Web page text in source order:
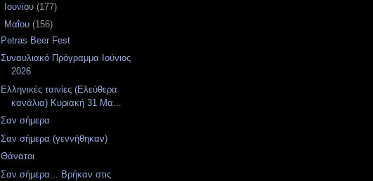
Ιουνίου (177)
Μαΐου (156)
Petras Beer Fest
Συναυλιακό Πρόγραμμα Ιούνιος
2026
Ελληνικές ταινίες (Ελεύθερα
κανάλια) Κυριακή 31 Μα...
Σαν σήμερα
Σαν σήμερα (γεννήθηκαν)
Θάνατοι
Σαν σήμερα... Βρήκαν στις